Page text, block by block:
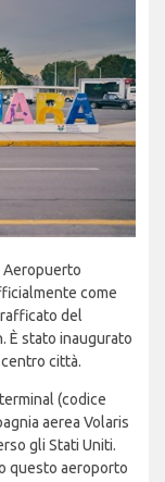
Aeropuerto
come
del
È stato inaugurato
città.
(codice
aerea Volaris
gli Stati Uniti.
questo aeroporto